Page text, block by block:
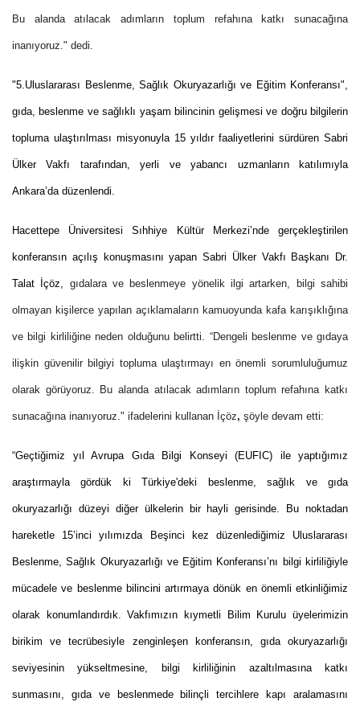
Bu alanda atılacak adımların toplum refahına katkı sunacağına
inanıyoruz." dedi.
"5.Uluslararası Beslenme, Sağlık Okuryazarlığı ve Eğitim Konferansı",
gıda, beslenme ve sağlıklı yaşam bilincinin gelişmesi ve doğru bilgilerin
topluma ulaştırılması misyonuyla 15 yıldır faaliyetlerini sürdüren Sabri
Ülker Vakfı tarafından, yerli ve yabancı uzmanların katılımıyla
Ankara’da düzenlendi.
Hacettepe Üniversitesi Sıhhiye Kültür Merkezi’nde gerçekleştirilen
konferansın açılış konuşmasını yapan Sabri Ülker Vakfı Başkanı Dr.
Talat İçöz, gıdalara ve beslenmeye yönelik ilgi artarken, bilgi sahibi
olmayan kişilerce yapılan açıklamaların kamuoyunda kafa karışıklığına
ve bilgi kirliliğine neden olduğunu belirtti. “Dengeli beslenme ve gıdaya
ilişkin güvenilir bilgiyi topluma ulaştırmayı en önemli sorumluluğumuz
olarak görüyoruz. Bu alanda atılacak adımların toplum refahına katkı
sunacağına inanıyoruz." ifadelerini kullanan İçöz, şöyle devam etti:
“Geçtiğimiz yıl Avrupa Gıda Bilgi Konseyi (EUFIC) ile yaptığımız
araştırmayla gördük ki Türkiye'deki beslenme, sağlık ve gıda
okuryazarlığı düzeyi diğer ülkelerin bir hayli gerisinde. Bu noktadan
hareketle 15’inci yılımızda Beşinci kez düzenlediğimiz Uluslararası
Beslenme, Sağlık Okuryazarlığı ve Eğitim Konferansı’nı bilgi kirliliğiyle
mücadele ve beslenme bilincini artırmaya dönük en önemli etkinliğimiz
olarak konumlandırdık. Vakfımızın kıymetli Bilim Kurulu üyelerimizin
birikim ve tecrübesiyle zenginleşen konferansın, gıda okuryazarlığı
seviyesinin yükseltmesine, bilgi kirliliğinin azaltılmasına katkı
sunmasını, gıda ve beslenmede bilinçli tercihlere kapı aralamasını